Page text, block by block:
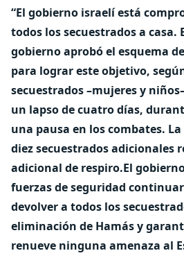
“El gobierno israelí está
todos los secuestrados a casa.
gobierno aprobó el esquema
para lograr este objetivo,
secuestrados –mujeres y
un lapso de cuatro días,
una pausa en los combates.
diez secuestrados adicionales
adicional de respiro.El
fuerzas de seguridad
devolver a todos los
eliminación de Hamás y
renueve ninguna amenaza al